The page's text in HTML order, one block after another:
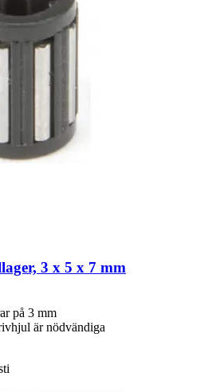
3 x 5 x 7 mm
på 3 mm
är nödvändiga